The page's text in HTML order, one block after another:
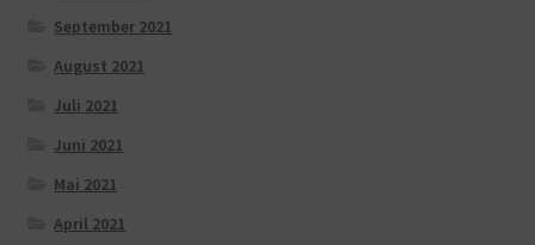
September 2021
August 2021
Juli 2021
Juni 2021
Mai 2021
April 2021